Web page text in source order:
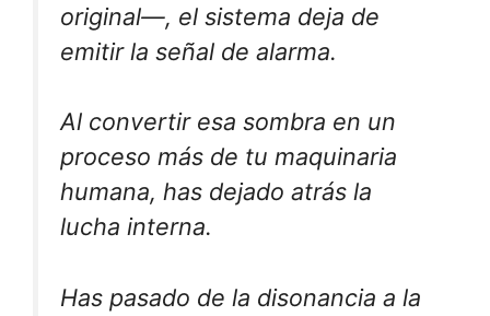
original—, el sistema deja de
emitir la señal de alarma.
Al convertir esa sombra en un
proceso más de tu maquinaria
humana, has dejado atrás la
lucha interna.
Has pasado de la disonancia a la